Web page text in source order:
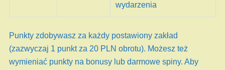
wydarzenia
Punkty zdobywasz za każdy postawiony zakład
(zazwyczaj 1 punkt za 20 PLN obrotu). Możesz też
wymieniać punkty na bonusy lub darmowe spiny. Aby